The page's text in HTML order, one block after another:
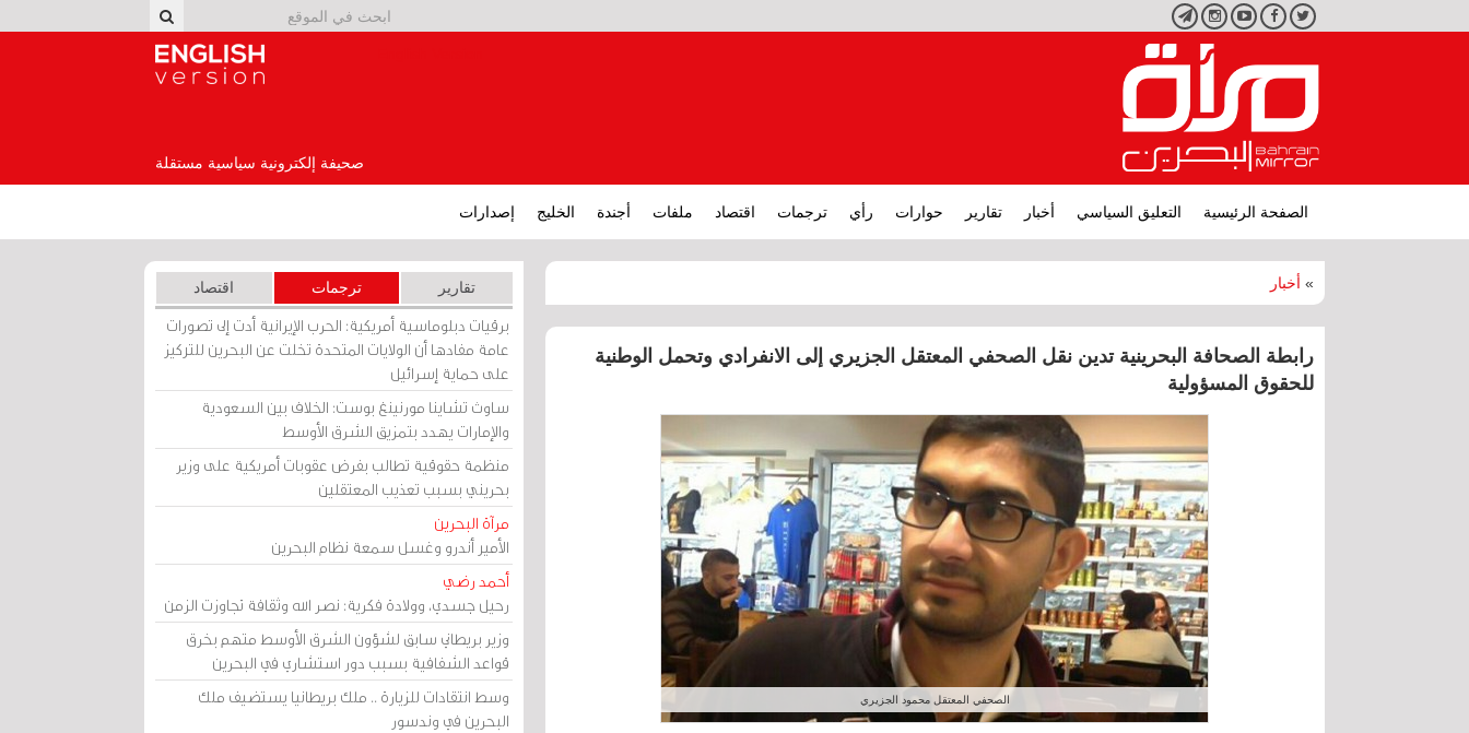
تويتر فيسبوكيوتيوبانستجرامتليجرام
صحيفة إلكترونية سياسية مستقلة
الصفحة الرئيسية التعليق السياسي أخبار تقارير حوارات رأي ترجمات اقتصاد ملفات أجندة الخليج إصدارات
» أخبار
رابطة الصحافة البحرينية تدين نقل الصحفي المعتقل الجزيري إلى الانفرادي وتحمل الوطنية
للحقوق المسؤولية
الصحفي المعتقل محمود الجزيري
تقارير ترجمات اقتصاد
برقيات دبلوماسية أمريكية: الحرب الإيرانية أدت إلى تصورات
عامة مفادها أن الولايات المتحدة تخلت عن البحرين للتركيز
على حماية إسرائيل
ساوث تشاينا مورنينغ بوست: الخلاف بين السعودية
والإمارات يهدد بتمزيق الشرق الأوسط
منظمة حقوقية تطالب بفرض عقوبات أمريكية على وزير
بحريني بسبب تعذيب المعتقلين
مرآة البحرين
الأمير أندرو وغسل سمعة نظام البحرين
أحمد رضي
رحيل جسدي، وولادة فكرية: نصر الله وثقافة تجاوزت الزمن
وزير بريطاني سابق لشؤون الشرق الأوسط متهم بخرق
قواعد الشفافية بسبب دور استشاري في البحرين
وسط انتقادات للزيارة .. ملك بريطانيا يستضيف ملك
البحرين في وندسور